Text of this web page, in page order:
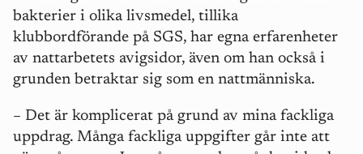
bakterier i olika livsmedel, tillika
klubbordförande på SGS, har egna erfarenheter
av nattarbetets avigsidor, även om han också i
grunden betraktar sig som en nattmänniska.
– Det är komplicerat på grund av mina fackliga
uppdrag. Många fackliga uppgifter går inte att